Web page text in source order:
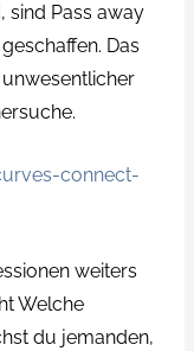
sind Pass away
Das
connect-
weiters
Welche
du jemanden,